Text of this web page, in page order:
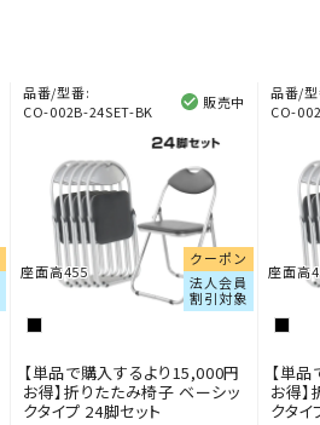
品番/型番:
CO-002B-24SET-BK
販売中
クーポン
法人会員
割引対象
座面高455
【単品で購入するより15,000円
お得】折りたたみ椅子 ベーシッ
クタイプ 24脚セット
品番/
CO-
座面高
【単
お得
クタイ